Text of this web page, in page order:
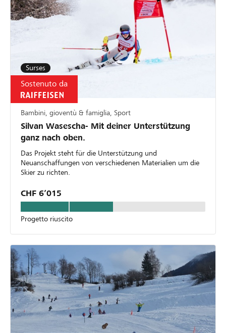
Surses
Sostenuto da
Bambini, gioventù & famiglia, Sport
Silvan Wasescha- Mit deiner Unterstützung
ganz nach oben.
Das Projekt steht für die Unterstützung und
Neuanschaffungen von verschiedenen Materialien um die
Skier zu richten.
CHF 6’015
Progetto riuscito